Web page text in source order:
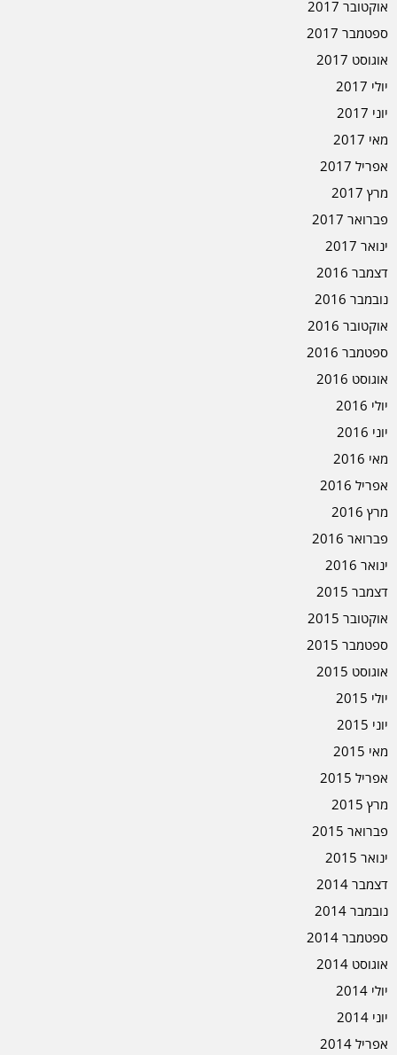
אוקטובר 2017
ספטמבר 2017
אוגוסט 2017
יולי 2017
יוני 2017
מאי 2017
אפריל 2017
מרץ 2017
פברואר 2017
ינואר 2017
דצמבר 2016
נובמבר 2016
אוקטובר 2016
ספטמבר 2016
אוגוסט 2016
יולי 2016
יוני 2016
מאי 2016
אפריל 2016
מרץ 2016
פברואר 2016
ינואר 2016
דצמבר 2015
אוקטובר 2015
ספטמבר 2015
אוגוסט 2015
יולי 2015
יוני 2015
מאי 2015
אפריל 2015
מרץ 2015
פברואר 2015
ינואר 2015
דצמבר 2014
נובמבר 2014
ספטמבר 2014
אוגוסט 2014
יולי 2014
יוני 2014
אפריל 2014